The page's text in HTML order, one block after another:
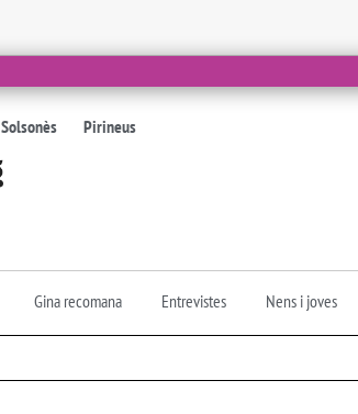
Solsonès Pirineus
Gina recomana Entrevistes Nens i joves